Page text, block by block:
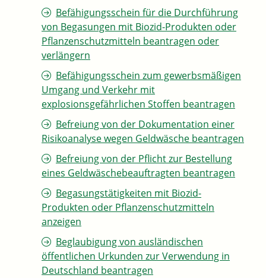
Befähigungsschein für die Durchführung
von Begasungen mit Biozid-Produkten oder
Pflanzenschutzmitteln beantragen oder
verlängern
Befähigungsschein zum gewerbsmäßigen
Umgang und Verkehr mit
explosionsgefährlichen Stoffen beantragen
Befreiung von der Dokumentation einer
Risikoanalyse wegen Geldwäsche beantragen
Befreiung von der Pflicht zur Bestellung
eines Geldwäschebeauftragten beantragen
Begasungstätigkeiten mit Biozid-
Produkten oder Pflanzenschutzmitteln
anzeigen
Beglaubigung von ausländischen
öffentlichen Urkunden zur Verwendung in
Deutschland beantragen